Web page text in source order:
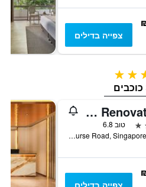
צפייה בדילים
3 כוכבים
Asphodel Inn - Newly Renovated
טוב 6.8
380 Race Course Road, Singapore, סינגפור